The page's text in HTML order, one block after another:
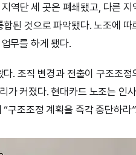
역단 세 곳은 폐쇄됐고, 다른
된 것으로 파악됐다. 노조에
무를 하게 됐다.
. 조직 변경과 전출이 구조조
가 커졌다. 현대카드 노조는 인
구조조정 계획을 즉각 중단하라